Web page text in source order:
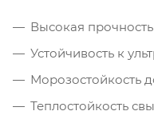
Высокая
Устойчивость к
Морозостойкость
Теплостойкость